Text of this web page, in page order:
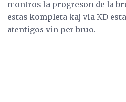
montros la progreson de la
estas kompleta kaj via KD
atentigos vin per bruo.